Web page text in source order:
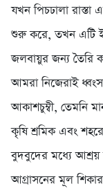
যখন পিচঢালা
শুরু করে, তখন এটি
জলবায়ুর জন্য তৈরি
আমরা নিজেরাই
আকাশচুম্বী, তেমনি
কৃষি শ্রমিক এবং
বুদবুদের মধ্যে আশ্রয়
আগ্রাসনের মূল